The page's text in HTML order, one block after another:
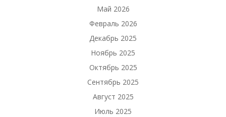
Май 2026
Февраль 2026
Декабрь 2025
Ноябрь 2025
Октябрь 2025
Сентябрь 2025
Август 2025
Июль 2025